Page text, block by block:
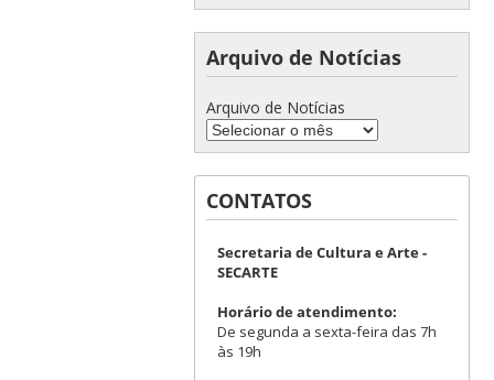
Arquivo de Notícias
Arquivo de Notícias
CONTATOS
Secretaria de Cultura e Arte -
SECARTE
Horário de atendimento:
De segunda a sexta-feira das 7h
às 19h